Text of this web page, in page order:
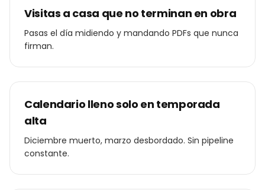
Visitas a casa que no terminan en obra
Pasas el día midiendo y mandando PDFs que nunca
firman.
Calendario lleno solo en temporada
alta
Diciembre muerto, marzo desbordado. Sin pipeline
constante.